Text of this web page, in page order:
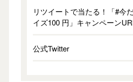
リツイートで当たる！「#今
イズ100 円」キャンペーン
公式Twitter